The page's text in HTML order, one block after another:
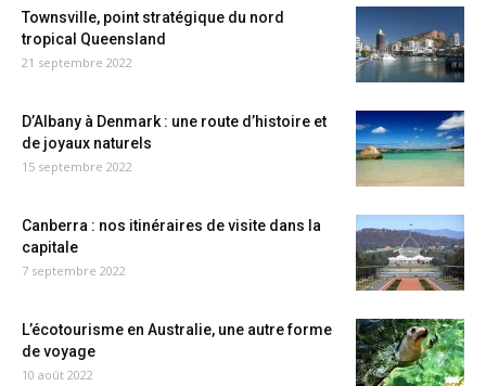
Townsville, point stratégique du nord
tropical Queensland
21 septembre 2022
D’Albany à Denmark : une route d’histoire et
de joyaux naturels
15 septembre 2022
Canberra : nos itinéraires de visite dans la
capitale
7 septembre 2022
L’écotourisme en Australie, une autre forme
de voyage
10 août 2022